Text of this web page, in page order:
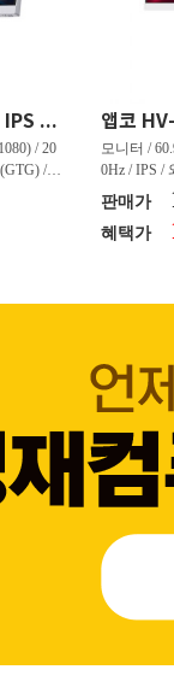
앱코 HV-IP27F180D 하이퍼뷰 IPS FHD 200 HDR 무결점
/ 20
/ 3
트(상
RGB:8
] / 조준
모니터 /
0Hz / IPS /
50nit /
하) / 4.9kg
80% / DCI-
판매가
혜택가